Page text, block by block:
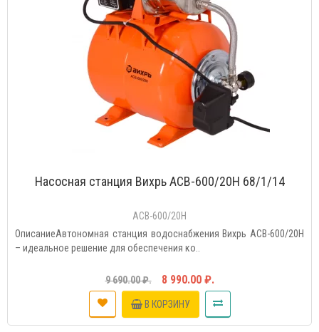
Насосная станция Вихрь АСВ-600/20Н 68/1/14
АСВ-600/20Н
ОписаниеАвтономная станция водоснабжения Вихрь АСВ-600/20Н
– идеальное решение для обеспечения ко..
9 690.00 ₽. 8 990.00 ₽.
В КОРЗИНУ